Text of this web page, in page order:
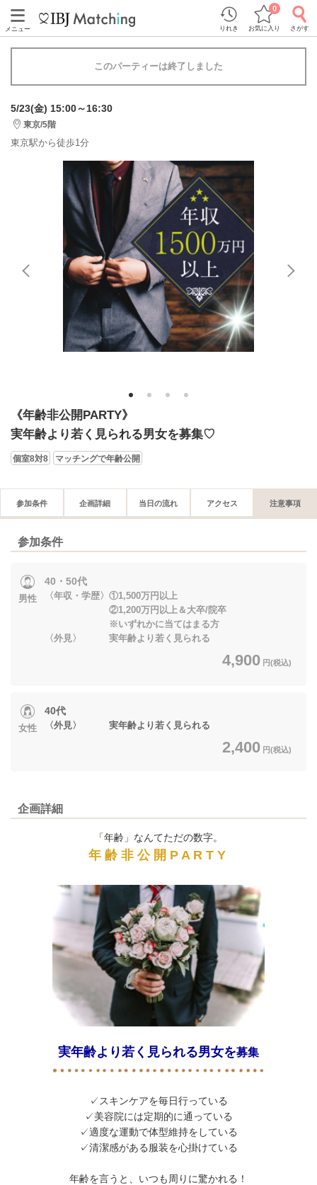
メニュー りれき お気に入り
0
さがす
このパーティーは終了しました
5/23(金) 15:00～16:30
東京/5階
東京駅から徒歩1分
1 2 3 4
《年齢非公開PARTY》
実年齢より若く見られる男女を募集♡
個室8対8 マッチングで年齢公開
参加条件 企画詳細 当日の流れ アクセス 注意事項
参加条件
男性
40・50代
〈年収・学歴〉①1,500万円以上
②1,200万円以上＆大卒/院卒
※いずれかに当てはまる方
〈外見〉 実年齢より若く見られる
4,900 円(税込)
女性
40代
〈外見〉 実年齢より若く見られる
2,400 円(税込)
企画詳細
「年齢」なんてただの数字。
年 齢 非 公 開 P A R T Y
実年齢より若く見られる男女を募集
✓スキンケアを毎日行っている
✓美容院には定期的に通っている
✓適度な運動で体型維持をしている
✓清潔感がある服装を心掛けている
年齢を言うと、いつも周りに驚かれる！